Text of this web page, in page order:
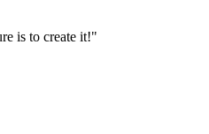
is to create it!"